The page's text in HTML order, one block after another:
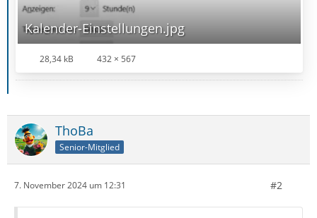
Kalender-Einstellungen.jpg
28,34 kB 432 × 567
ThoBa
Senior-Mitglied
7. November 2024 um 12:31 #2